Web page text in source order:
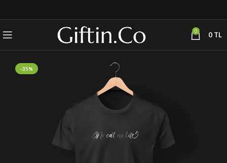
0 0 TL
-35%